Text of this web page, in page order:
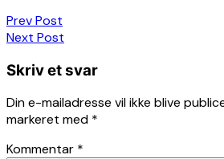
Indlægsnavigation
Prev Post
Next Post
Skriv et svar
Din e-mailadresse vil ikke blive
markeret med *
Kommentar *